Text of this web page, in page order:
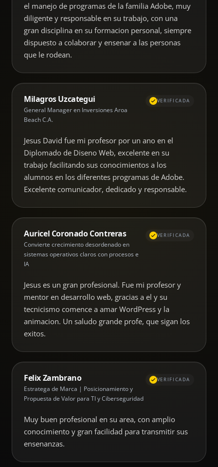
el manejo de programas de la familia Adobe, muy
diligente y responsable en su trabajo, con una
gran disciplina en su formacion personal, siempre
dispuesto a colaborar y ensenar a las personas
que le rodean.
Milagros Uzcategui
General Manager en Inversiones Aroa
Beach C.A.
VERIFICADA
Jesus David fue mi profesor por un ano en el
Diplomado de Diseno Web, excelente en su
trabajo facilitando sus conocimientos a los
alumnos en los diferentes programas de Adobe.
Excelente comunicador, dedicado y responsable.
Auricel Coronado Contreras
Convierte crecimiento desordenado en
sistemas operativos claros con procesos e
IA
VERIFICADA
Jesus es un gran profesional. Fue mi profesor y
mentor en desarrollo web, gracias a el y su
tecnicismo comence a amar WordPress y la
animacion. Un saludo grande profe, que sigan los
exitos.
Felix Zambrano
Estratega de Marca | Posicionamiento y
Propuesta de Valor para TI y Ciberseguridad
VERIFICADA
Muy buen profesional en su area, con amplio
conocimiento y gran facilidad para transmitir sus
ensenanzas.